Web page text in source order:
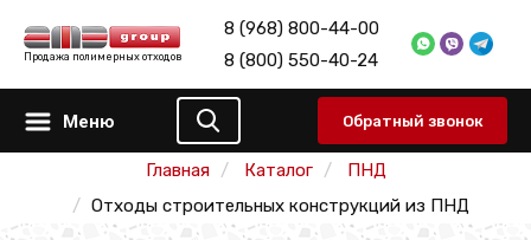
Продажа полимерных отходов
8 (968) 800-44-00
8 (800) 550-40-24
Меню Обратный звонок
Главная Каталог
ПНД
Отходы строительных конструкций из ПНД